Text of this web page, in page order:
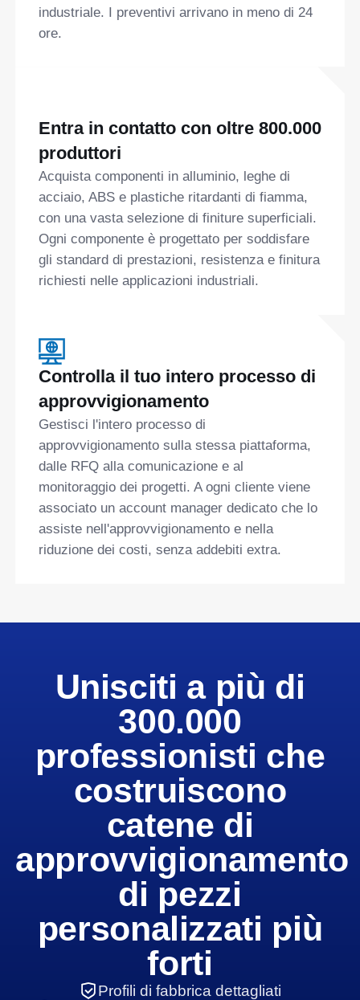
industriale. I preventivi arrivano in meno di 24
ore.
Entra in contatto con oltre 800.000
produttori
Acquista componenti in alluminio, leghe di
acciaio, ABS e plastiche ritardanti di fiamma,
con una vasta selezione di finiture superficiali.
Ogni componente è progettato per soddisfare
gli standard di prestazioni, resistenza e finitura
richiesti nelle applicazioni industriali.
Controlla il tuo intero processo di
approvvigionamento
Gestisci l'intero processo di
approvvigionamento sulla stessa piattaforma,
dalle RFQ alla comunicazione e al
monitoraggio dei progetti. A ogni cliente viene
associato un account manager dedicato che lo
assiste nell'approvvigionamento e nella
riduzione dei costi, senza addebiti extra.
Unisciti a più di
300.000
professionisti che
costruiscono
catene di
approvvigionamento
di pezzi
personalizzati più
forti
Profili di fabbrica dettagliati